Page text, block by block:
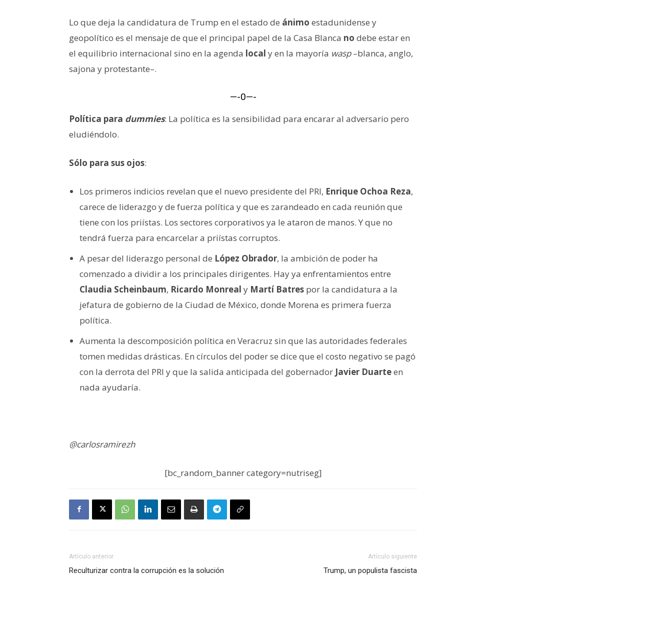
Lo que deja la candidatura de Trump en el estado de ánimo estadunidense y
geopolítico es el mensaje de que el principal papel de la Casa Blanca no debe estar en
el equilibrio internacional sino en la agenda local y en la mayoría wasp–blanca, anglo,
sajona y protestante–.
—-0—-
Política para dummies: La política es la sensibilidad para encarar al adversario pero
eludiéndolo.
Sólo para sus ojos:
Los primeros indicios revelan que el nuevo presidente del PRI, Enrique Ochoa Reza,
carece de liderazgo y de fuerza política y que es zarandeado en cada reunión que
tiene con los priístas. Los sectores corporativos ya le ataron de manos. Y que no
tendrá fuerza para encarcelar a priístas corruptos.
A pesar del liderazgo personal de López Obrador, la ambición de poder ha
comenzado a dividir a los principales dirigentes. Hay ya enfrentamientos entre
Claudia Scheinbaum, Ricardo Monreal y Martí Batres por la candidatura a la
jefatura de gobierno de la Ciudad de México, donde Morena es primera fuerza
política.
Aumenta la descomposición política en Veracruz sin que las autoridades federales
tomen medidas drásticas. En círculos del poder se dice que el costo negativo se pagó
con la derrota del PRI y que la salida anticipada del gobernador Javier Duarteen
nada ayudaría.
@carlosramirezh
[bc_random_banner category=nutriseg]
Artículo anterior
Reculturizar contra la corrupción es la solución
Artículo siguiente
Trump, un populista fascista